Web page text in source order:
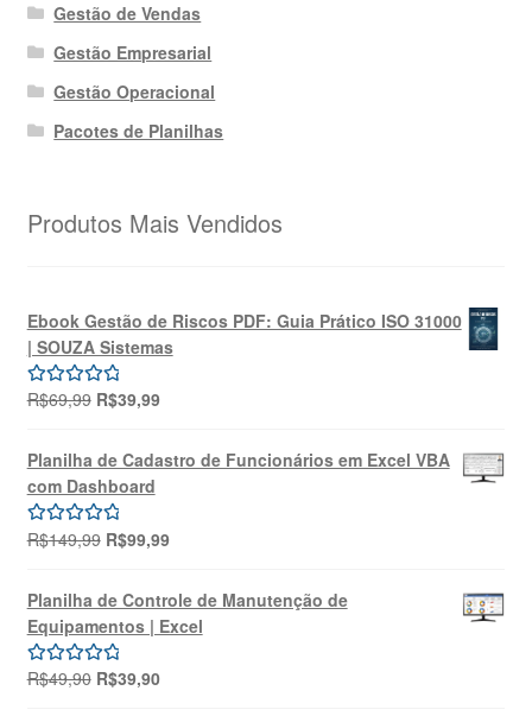
Gestão de Vendas
Gestão Empresarial
Gestão Operacional
Pacotes de Planilhas
Produtos Mais Vendidos
Ebook Gestão de Riscos PDF: Guia Prático ISO 31000
| SOUZA Sistemas
Avaliação
R$69,99 O
original
era:
R$69,99.
R$39,99O
atual
é:
Planilha de Cadastro de Funcionários em Excel VBA
com Dashboard
Avaliação
R$149,99 O
original
era:
R$149,99.
R$99,99O
atual
é:
R$99,99.
Planilha de Controle de Manutenção de
Equipamentos | Excel
Avaliação
R$49,90 O
R$39,90O